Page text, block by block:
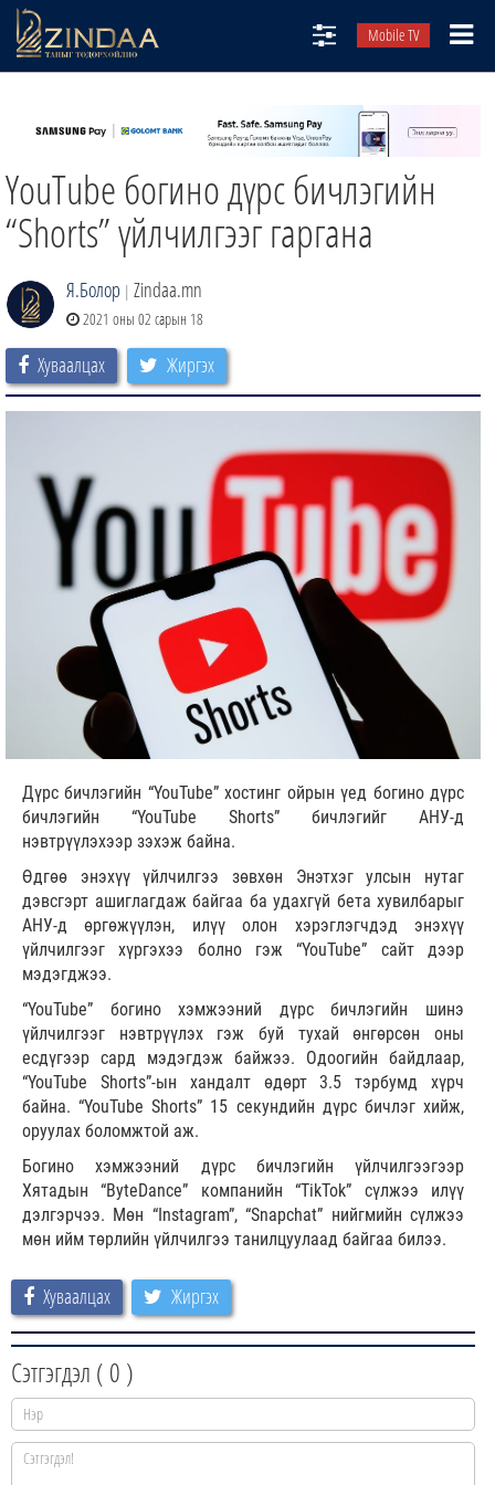
Mobile TV
ТВ8
ӨГЛӨӨНИЙ СОНИН
АУДИО ЗОХИОЛ
YouTube богино дүрс бичлэгийн
“Shorts” үйлчилгээг гаргана
Я.Болор | Zindaa.mn
2021 оны 02 сарын 18
Хуваалцах Жиргэх
Дүрс бичлэгийн “YouTube” хостинг ойрын үед богино дүрс
бичлэгийн “YouTube Shorts” бичлэгийг АНУ-д
нэвтрүүлэхээр зэхэж байна.
Өдгөө энэхүү үйлчилгээ зөвхөн Энэтхэг улсын нутаг
дэвсгэрт ашиглагдаж байгаа ба удахгүй бета хувилбарыг
АНУ-д өргөжүүлэн, илүү олон хэрэглэгчдэд энэхүү
үйлчилгээг хүргэхээ болно гэж “YouTube” сайт дээр
мэдэгджээ.
“YouTube” богино хэмжээний дүрс бичлэгийн шинэ
үйлчилгээг нэвтрүүлэх гэж буй тухай өнгөрсөн оны
есдүгээр сард мэдэгдэж байжээ. Одоогийн байдлаар,
“YouTube Shorts”-ын хандалт өдөрт 3.5 тэрбумд хүрч
байна. “YouTube Shorts” 15 секундийн дүрс бичлэг хийж,
оруулах боломжтой аж.
Богино хэмжээний дүрс бичлэгийн үйлчилгээгээр
Хятадын “ByteDance” компанийн “TikTok” сүлжээ илүү
дэлгэрчээ. Мөн “Instagram”, “Snapchat” нийгмийн сүлжээ
мөн ийм төрлийн үйлчилгээ танилцуулаад байгаа билээ.
Хуваалцах Жиргэх
Сэтгэгдэл ( 0 )